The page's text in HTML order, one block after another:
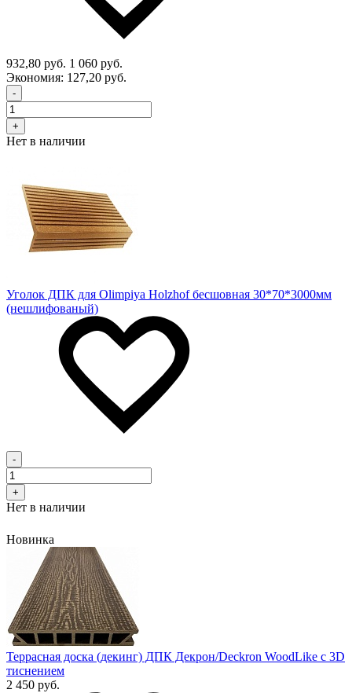
932,80 руб. 1 060 руб.
Экономия: 127,20 руб.
-
+
Нет в наличии
Уголок ДПК для Olimpiya Holzhof бесшовная 30*70*3000мм
(нешлифованый)
-
+
Нет в наличии
Новинка
Террасная доска (декинг) ДПК Декрон/Deckron WoodLike с 3D
тиснением
2 450 руб.